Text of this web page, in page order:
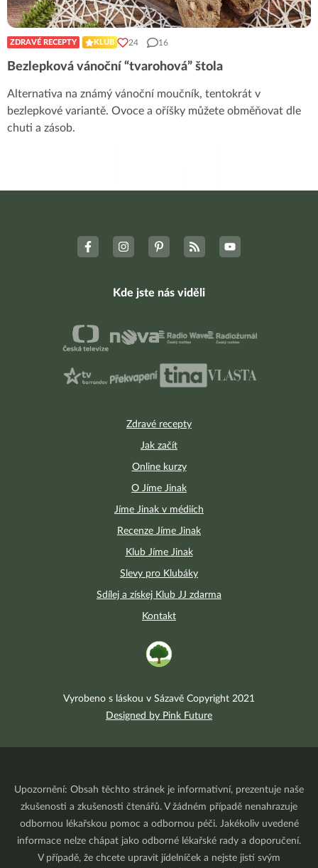
ZDRAVÉ RECEPTY KLUB 24 16
Bezlepková vánoční “tvarohová” štola
Alternativa na známý vánoční moučník, tentokrát v
bezlepkové variantě. Ovoce a oříšky můžete obměňovat dle
chuti a zásob.
Zdravé recepty
Jak začít
Online kurzy
O Jíme Jinak
Jíme Jinak v médiích
Recenze Jíme Jinak
Klub Jíme Jinak
Slevy pro Klubáky
Sdílej a získej Klub JJ zdarma
Kontakt
Kde jste nás viděli
Vyrobeno s láskou v Sázavě Copyright 2021
Designed by Pink Future
Upozornění: Obsah těchto stránek je informativní, prezentuje naše
zkušenosti a zkušenosti čtenářů. V žádném případě nenahrazuje
odbornou lékařskou pomoc a odbornou péči. Jakékoliv uvedené
informace nelze chápat jako odborné lékařské rady a doporučení.
V případě, že chcete upravit jídelníček a nejste jistí svým